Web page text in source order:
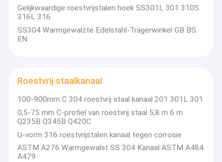
Gelijkwaardige roestvrijstalen hoek SS301L 301 310S
316L 316
SS304 Warmgewalzte Edelstahl-Trägerwinkel GB BS
EN
Roestvrij staalkanaal
100-900mm C 304 roestvrij staal kanaal 201 301L 301
0,5-75 mm C-profiel van roestvrij staal 5,8 m 6 m
Q235B Q345B Q420C
U-vorm 316 roestvrijstalen kanaal tegen corrosie
ASTM A276 Warmgewalst SS 304 Kanaal ASTM A484
A479